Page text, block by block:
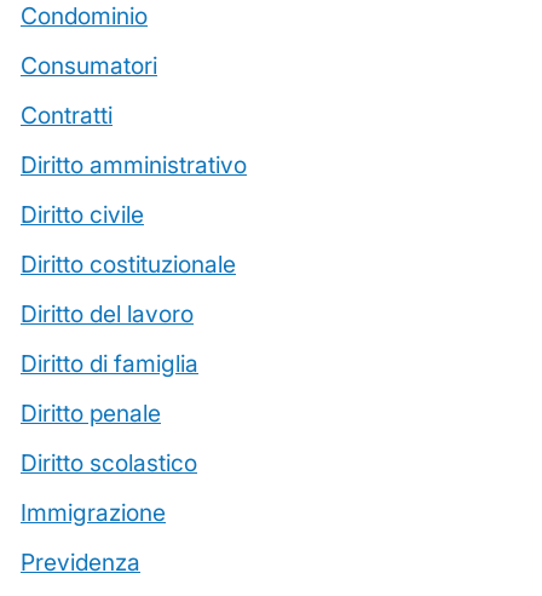
Condominio
Consumatori
Contratti
Diritto amministrativo
Diritto civile
Diritto costituzionale
Diritto del lavoro
Diritto di famiglia
Diritto penale
Diritto scolastico
Immigrazione
Previdenza